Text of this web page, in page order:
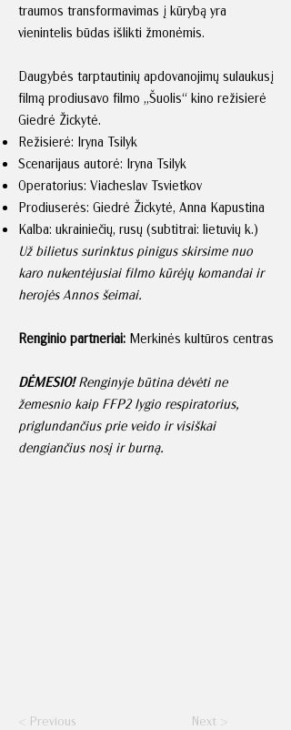
traumos transformavimas į kūrybą yra
vienintelis būdas išlikti žmonėmis.
Daugybės tarptautinių apdovanojimų sulaukusį
filmą prodiusavo filmo „Šuolis“ kino režisierė
Giedrė Žickytė.
Režisierė: Iryna Tsilyk
Scenarijaus autorė: Iryna Tsilyk
Operatorius: Viacheslav Tsvietkov
Prodiuserės: Giedrė Žickytė, Anna Kapustina
Kalba: ukrainiečių, rusų (subtitrai: lietuvių k.)
Už bilietus surinktus pinigus skirsime nuo
karo nukentėjusiai filmo kūrėjų komandai ir
herojės Annos šeimai.
Renginio partneriai: Merkinės kultūros centras
DĖMESIO!Renginyje būtina dėvėti ne
žemesnio kaip FFP2 lygio respiratorius,
priglundančius prie veido ir visiškai
dengiančius nosį ir burną.
< Previous
Next >